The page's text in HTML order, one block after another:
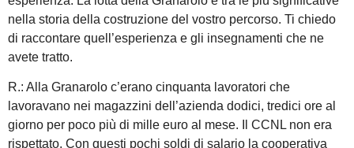
nella storia della costruzione del vostro percorso. Ti chiedo
di raccontare quell’esperienza e gli insegnamenti che ne
avete tratto.
R.: Alla Granarolo c’erano cinquanta lavoratori che
lavoravano nei magazzini dell’azienda dodici, tredici ore al
giorno per poco più di mille euro al mese. Il CCNL non era
rispettato. Con questi pochi soldi di salario la cooperativa